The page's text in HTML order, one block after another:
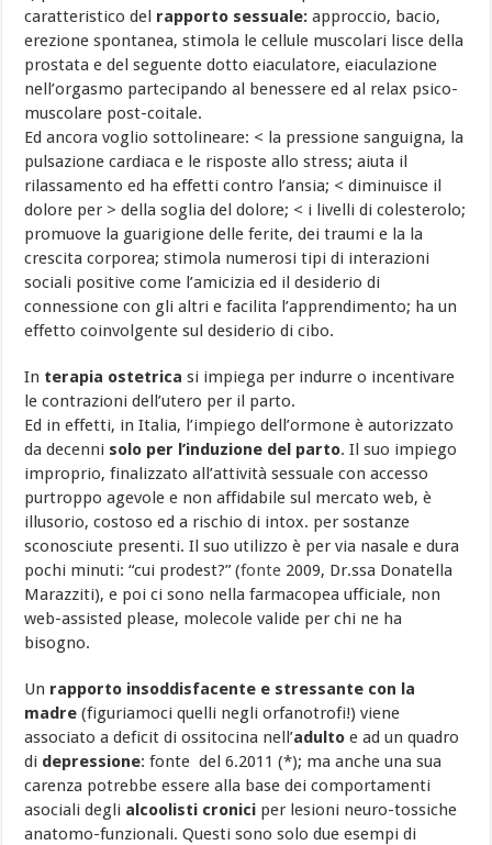
caratteristico del rapporto sessuale:approccio, bacio,
erezione spontanea, stimola le cellule muscolari lisce della
prostata e del seguente dotto eiaculatore, eiaculazione
nell’orgasmo partecipando al benessere ed al relax psico-
muscolare post-coitale.
Ed ancora voglio sottolineare: < la pressione sanguigna, la
pulsazione cardiaca e le risposte allo stress; aiuta il
rilassamento ed ha effetti contro l’ansia; < diminuisce il
dolore per > della soglia del dolore; < i livelli di colesterolo;
promuove la guarigione delle ferite, dei traumi e la la
crescita corporea; stimola numerosi tipi di interazioni
sociali positive come l’amicizia ed il desiderio di
connessione con gli altri e facilita l’apprendimento; ha un
effetto coinvolgente sul desiderio di cibo.
In terapia ostetrica si impiega per indurre o incentivare
le contrazioni dell’utero per il parto.
Ed in effetti, in Italia, l’impiego dell’ormone è autorizzato
da decenni solo per l’induzione del parto. Il suo impiego
improprio, finalizzato all’attività sessuale con accesso
purtroppo agevole e non affidabile sul mercato web, è
illusorio, costoso ed a rischio di intox. per sostanze
sconosciute presenti. Il suo utilizzo è per via nasale e dura
pochi minuti: “cui prodest?” (fonte 2009, Dr.ssa Donatella
Marazziti), e poi ci sono nella farmacopea ufficiale, non
web-assisted please, molecole valide per chi ne ha
bisogno.
Un rapporto insoddisfacente e stressante con la
madre (figuriamoci quelli negli orfanotrofi!) viene
associato a deficit di ossitocina nell’adulto e ad un quadro
di depressione: fonte del 6.2011 (*); ma anche una sua
carenza potrebbe essere alla base dei comportamenti
asociali degli alcoolisti cronici per lesioni neuro-tossiche
anatomo-funzionali. Questi sono solo due esempi di